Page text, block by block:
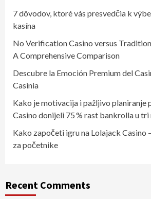
7 dôvodov, ktoré vás presvedčia k
kasína
No Verification Casino versus
A Comprehensive Comparison
Descubre la Emoción Premium del
Casinia
Kako je motivacija i pažljivo planiranje
Casino donijeli 75 % rast bankrolla u tri
Kako započeti igru na Lolajack Casino
za početnike
Recent Comments